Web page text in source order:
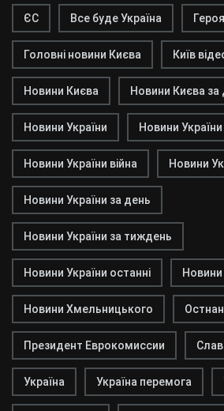
ЄС Все буде Україна
Головні новини Києва Київ
Новини Києва Новини Києва за
Новини України Новини України
Новини України війна Новини
Новини України за день
Новини України за тиждень
Новини України останні Новини
Новини Хмельницького
Президент Еврокомиссии
Україна Україна перемога